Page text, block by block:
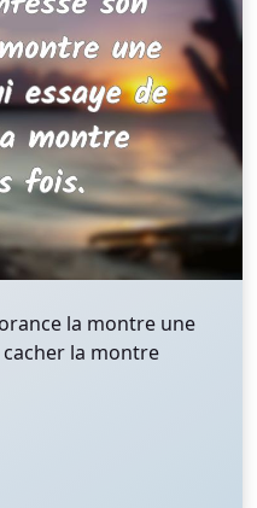
la montre une
cacher la montre